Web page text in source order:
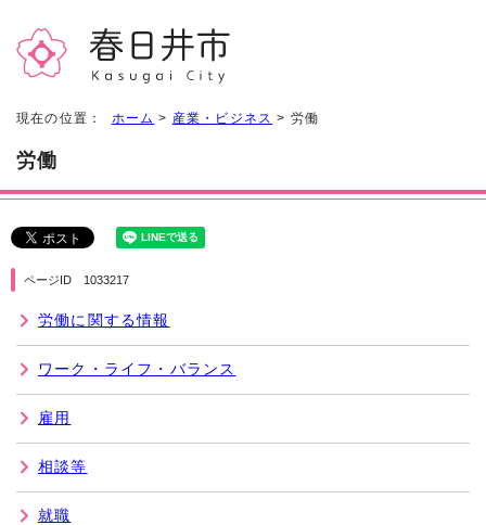
現在の位置： ホーム > 産業・ビジネス > 労働
労働
ページID 1033217
労働に関する情報
ワーク・ライフ・バランス
雇用
相談等
就職